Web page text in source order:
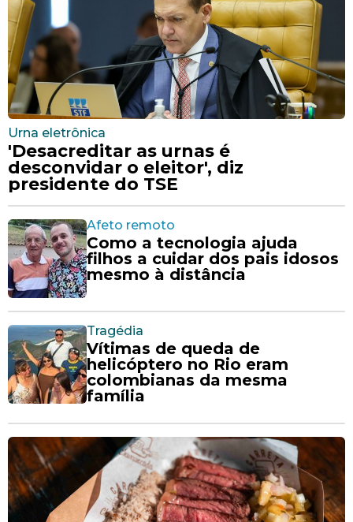
Urna eletrônica
'Desacreditar as urnas é
desconvidar o eleitor', diz
presidente do TSE
Afeto remoto
Como a tecnologia ajuda
filhos a cuidar dos pais idosos
mesmo à distância
Tragédia
Vítimas de queda de
helicóptero no Rio eram
colombianas da mesma
família